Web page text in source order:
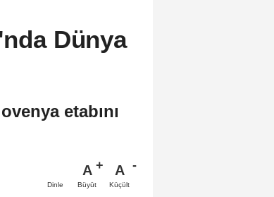
Dünya
etabını
Dinle
A
Büyüt
A
Küçült